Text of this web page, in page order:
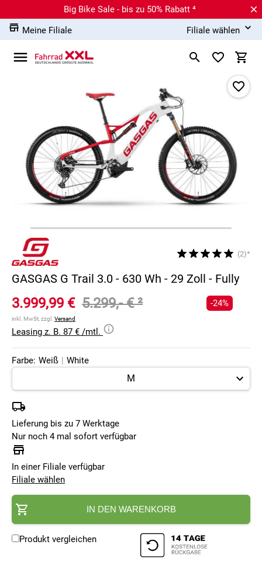
Big Bike Sale - bis zu 50% Rabatt ⁴
Meine Filiale
Filiale wählen
(2)*
GASGAS G Trail 3.0 - 630 Wh - 29 Zoll - Fully
3.999,99 € 5.299,- €²
inkl. MwSt, zzgl. Versand
-24%
Leasing z. B. 87 € /mtl.
Farbe: Weiß | White
Lieferung bis zu 7 Werktage
Nur noch 4 mal sofort verfügbar
In einer Filiale verfügbar
Filiale wählen
IN DEN WARENKORB
Produkt vergleichen